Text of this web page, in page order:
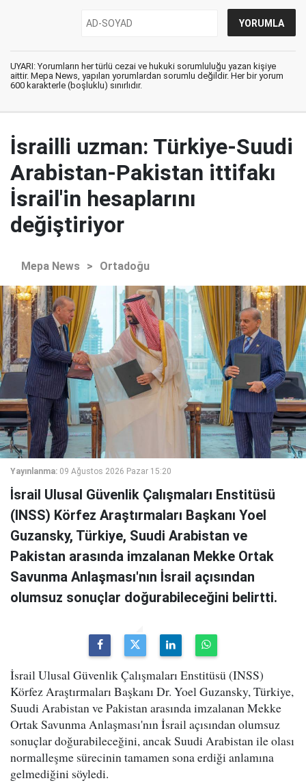
UYARI: Yorumların her türlü cezai ve hukuki sorumluluğu yazan kişiye
aittir. Mepa News, yapılan yorumlardan sorumlu değildir. Her bir yorum
600 karakterle (boşluklu) sınırlıdır.
İsrailli uzman: Türkiye-Suudi
Arabistan-Pakistan ittifakı
İsrail'in hesaplarını
değiştiriyor
Mepa News > Ortadoğu
Yayınlanma: 09 Ağustos 2026 Pazar 15:20
İsrail Ulusal Güvenlik Çalışmaları Enstitüsü
(INSS) Körfez Araştırmaları Başkanı Yoel
Guzansky, Türkiye, Suudi Arabistan ve
Pakistan arasında imzalanan Mekke Ortak
Savunma Anlaşması'nın İsrail açısından
olumsuz sonuçlar doğurabileceğini belirtti.
İsrail Ulusal Güvenlik Çalışmaları Enstitüsü (INSS)
Körfez Araştırmaları Başkanı Dr. Yoel Guzansky, Türkiye,
Suudi Arabistan ve Pakistan arasında imzalanan Mekke
Ortak Savunma Anlaşması'nın İsrail açısından olumsuz
sonuçlar doğurabileceğini, ancak Suudi Arabistan ile olası
normalleşme sürecinin tamamen sona erdiği anlamına
gelmediğini söyledi.